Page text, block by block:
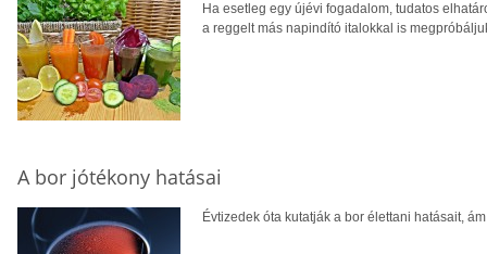
Ha esetleg egy újévi fogadalom, tudatos
a reggelt más napindító italokkal is
A bor jótékony hatásai
Évtizedek óta kutatják a bor élettani hatásait,